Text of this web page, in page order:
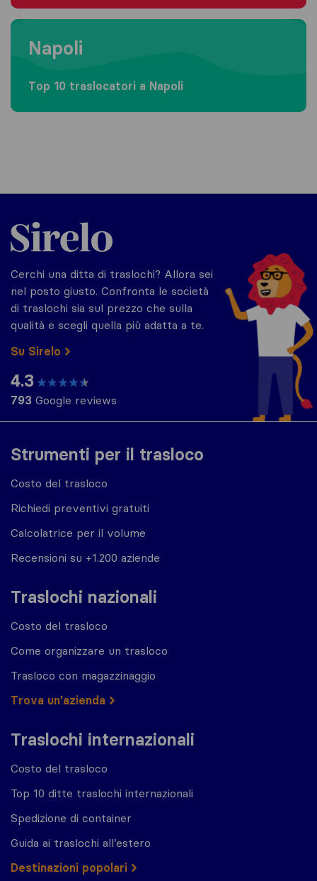
Moving to Napoli
Napoli
Top 10 traslocatori a Napoli
Strumenti per il trasloco
Costo del trasloco
Richiedi preventivi gratuiti
Calcolatrice per il volume
Recensioni su +1.200 aziende
Traslochi nazionali
Costo del trasloco
Come organizzare un trasloco
Trasloco con magazzinaggio
Trova un'azienda
Traslochi internazionali
Costo del trasloco
Top 10 ditte traslochi internazionali
Spedizione di container
Guida ai traslochi all’estero
Destinazioni popolari
Sirelo.it
Cerchi una ditta di traslochi? Allora sei
nel posto giusto. Confronta le società
di traslochi sia sul prezzo che sulla
qualità e scegli quella più adatta a te.
Su Sirelo
4.3
793 Google reviews